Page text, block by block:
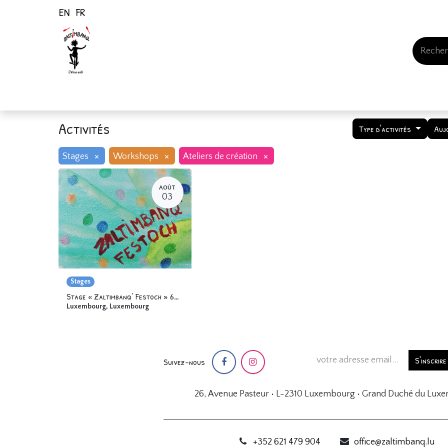
EN FR
Activités Type d'activités
Stages × Workshops × Ateliers de création ×
AOÛT
03
Stages
Stage « Zaltimbanq’ Festoch » 6-12 ans
Luxembourg, Luxembourg
Suivez-nous
26, Avenue Pasteur • L-2310 Luxembourg • Grand Duché du
+352 621 479 904 office@zaltimbanq.lu